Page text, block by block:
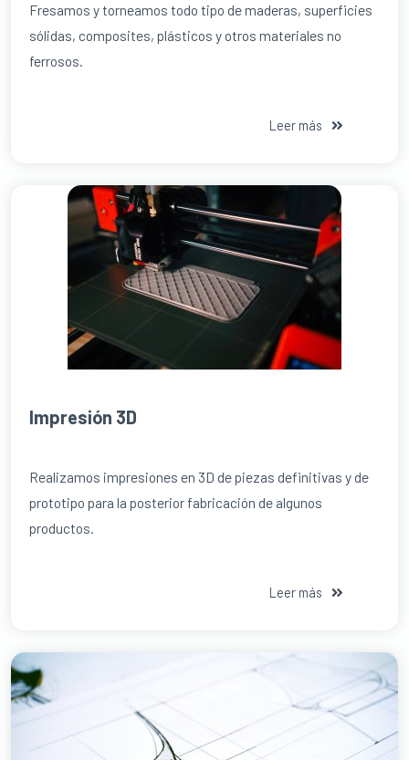
Fresamos y torneamos todo tipo de maderas, superficies
sólidas, composites, plásticos y otros materiales no
ferrosos.
Leer más
Impresión 3D
Realizamos impresiones en 3D de piezas definitivas y de
prototipo para la posterior fabricación de algunos
productos.
Leer más